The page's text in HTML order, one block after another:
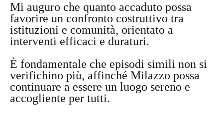
Mi auguro che quanto accaduto possa
favorire un confronto costruttivo tra
istituzioni e comunità, orientato a
interventi efficaci e duraturi.
È fondamentale che episodi simili non si
verifichino più, affinché Milazzo possa
continuare a essere un luogo sereno e
accogliente per tutti.